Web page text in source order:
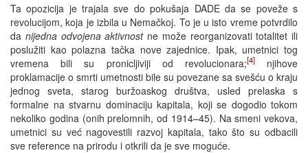
Ta opozicija je trajala sve do pokušaja DADE da se poveže s
revolucijom, koja je izbila u Nemačkoj. To je u isto vreme potvrdilo
da nijedna odvojena aktivnostne može reorganizovati totalitet ili
poslužiti kao polazna tačka nove zajednice. Ipak, umetnici tog
vremena bili su pronicljiviji od revolucionara;[4]njihove
proklamacije o smrti umetnosti bile su povezane sa svešću o kraju
jednog sveta, starog buržoaskog društva, usled prelaska s
formalne na stvarnu dominaciju kapitala, koji se dogodio tokom
nekoliko godina (onih prelomnih, od 1914–45). Na smeni vekova,
umetnici su već nagovestili razvoj kapitala, tako što su odbacili
sve reference na prirodu i otkrili da je sve moguće.